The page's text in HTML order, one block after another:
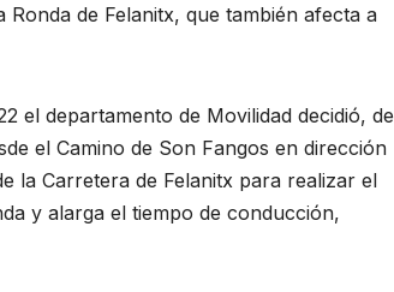
de Felanitx, que también afecta a
el departamento de Movilidad decidió, de
el Camino de Son Fangos en dirección
la Carretera de Felanitx para realizar el
y alarga el tiempo de conducción,